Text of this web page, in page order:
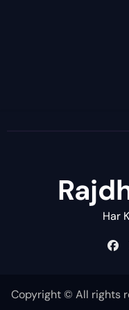
Har
Copyright © All rights